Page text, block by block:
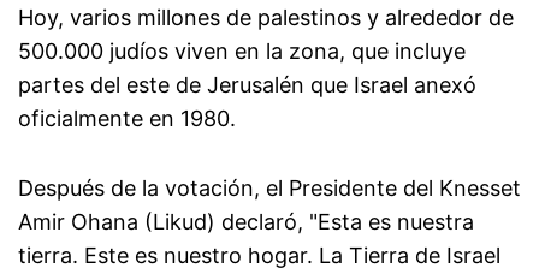
Hoy, varios millones de palestinos y alrededor de
500.000 judíos viven en la zona, que incluye
partes del este de Jerusalén que Israel anexó
oficialmente en 1980.
Después de la votación, el Presidente del Knesset
Amir Ohana (Likud) declaró, "Esta es nuestra
tierra. Este es nuestro hogar. La Tierra de Israel